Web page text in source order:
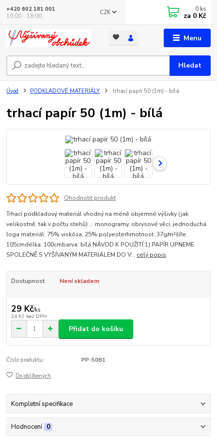
Menu
CZK
Hledat
+420 602 181 001
10:00 - 18:00
0 ks
za 0 Kč
Úvod PODKLADOVÉ MATERIÁLY trhací papír 50 (1m) - bílá
trhací papír 50 (1m) - bílá
Ohodnotit produkt
Trhací podkladový materiál vhodný na méně objemné výšivky (jak
velikostně, tak v počtu stehů) ... monogramy, obrysové věci, jednoduchá
loga materiál: 75% viskóza, 25% polyesterhmotnost: 37g/m²šíře:
105cmdélka: 100cmbarva: bílá NÁVOD K POUŽITÍ:1) PAPÍR UPNEME
SPOLEČNĚ S VYŠÍVANÝM MATERIÁLEM DO V... celý popis
Dostupnost Není skladem
29 Kč/ks
24 Kč bez DPH
Přidat do košíku
Číslo produktu: PP-50B1
Do oblíbených
Kompletní specifikace
Hodnocení 0